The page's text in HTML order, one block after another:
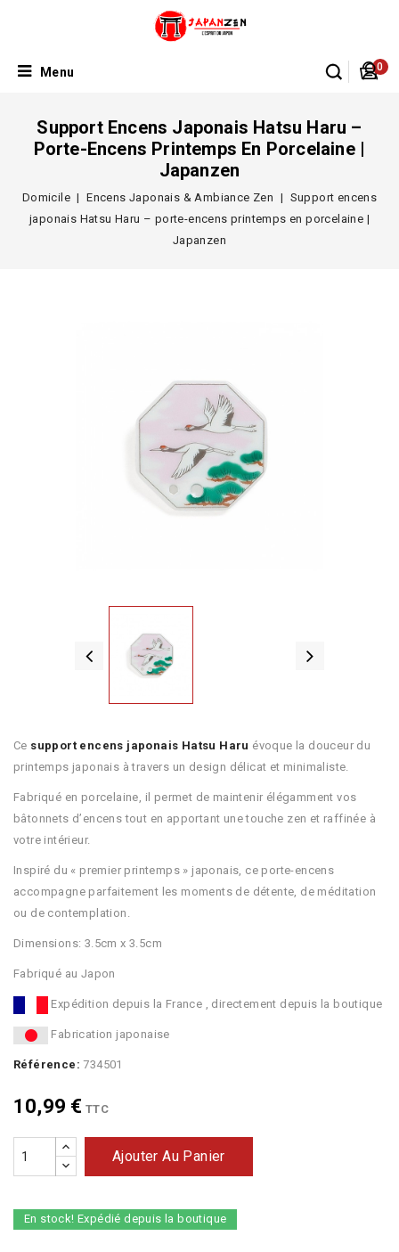
0
Menu
Support Encens Japonais Hatsu Haru –
Porte-Encens Printemps En Porcelaine |
Japanzen
Domicile Encens Japonais & Ambiance Zen
Support encens
japonais Hatsu Haru – porte-encens printemps en porcelaine |
Japanzen
Ce support encens japonais Hatsu Haru évoque la douceur du
printemps japonais à travers un design délicat et minimaliste.
Fabriqué en porcelaine, il permet de maintenir élégamment vos
bâtonnets d’encens tout en apportant une touche zen et raffinée à
votre intérieur.
Inspiré du « premier printemps » japonais, ce porte-encens
accompagne parfaitement les moments de détente, de méditation
ou de contemplation.
Dimensions: 3.5cm x 3.5cm
Fabriqué au Japon
Expédition depuis la France , directement depuis la boutique
Fabrication japonaise
Référence: 734501
10,99 € TTC
Ajouter Au Panier
En stock! Expédié depuis la boutique